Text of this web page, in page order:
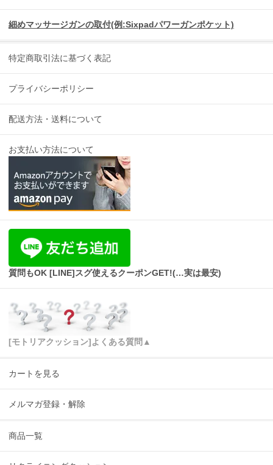
細めマッサージガンの取付(例:Sixpadパワーガンポケット)
特定商取引法に基づく表記
プライバシーポリシー
配送方法・送料について
お支払い方法について
質問もOK [LINE]スグ使えるクーポンGET!(…実は最安)
[モトリアクッション]よくある質問▲
カートを見る
メルマガ登録・解除
商品一覧